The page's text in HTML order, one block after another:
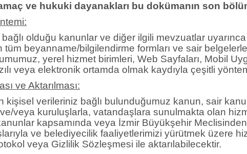
ve hukuki dayanakları bu dokümanın son
olduğu kanunlar ve diğer ilgili mevzuatlar
tüm beyanname/bilgilendirme formları ve sair
yerel hizmet birimleri, Web Sayfaları, Mobil
veya elektronik ortamda olmak kaydıyla çeşitli
ve Aktarılması:
kişisel verileriniz bağlı bulunduğumuz kanun, sair
ve/veya kuruluşlarla, vatandaşlara sunulmakta olan
kapsamında veya İzmir Büyükşehir
ve belediyecilik faaliyetlerimizi yürütmek üzere
veya Gizlilik Sözleşmesi ile aktarılabilecektir.